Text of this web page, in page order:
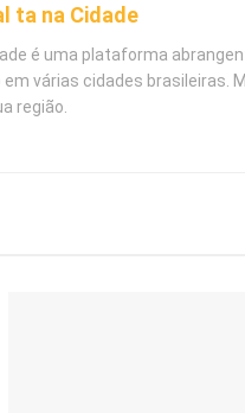
ta na Cidade
é uma plataforma
várias cidades brasileiras.
região.